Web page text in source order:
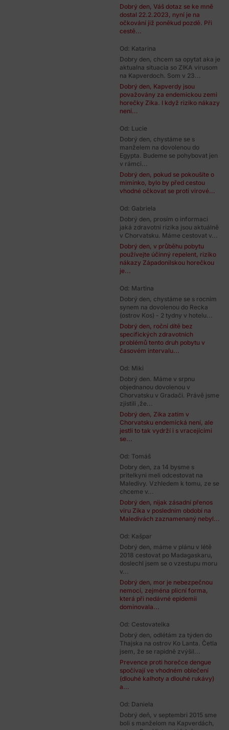
Dobrý den, Váš dotaz se ke mně
dostal 22.2.2023, nyní je na
očkování již poněkud pozdě. Při
cestě...
Od: Katarina
Dobry den, chcem sa opytat aka je
aktualna situacia so ZIKA virusom
na Kapverdoch. Som v 23...
Dobrý den, Kapverdy jsou
považovány za endemickou zemi
horečky Zika. I když riziko nákazy
není...
Od: Lucie
Dobrý den, chystáme se s
manželem na dovolenou do
Egypta. Budeme se pohybovat jen
v rámci...
Dobrý den, pokud se pokoušíte o
miminko, bylo by před cestou
vhodné očkovat se proti virové...
Od: Gabriela
Dobrý den, prosím o informaci
jaká zdravotní rizika jsou aktuálně
v Chorvatsku. Máme cestovat v...
Dobrý den, v průběhu pobytu
používejte účinný repelent, riziko
nákazy Západonilskou horečkou
je...
Od: Martina
Dobrý den, chystáme se s rocnim
synem na dovolenou do Recka
(ostrov Kos) - 2 tydny v hotelu...
Dobrý den, roční dítě bez
specifických zdravotních
problémů tento druh pobytu v
časovém intervalu...
Od: Miki
Dobrý den. Máme v srpnu
objednanou dovolenou v
Chorvatsku v Gradači. Právě jsme
zjistili ,že...
Dobrý den, Zika zatím v
Chorvatsku endemická není, ale
jestli to tak vydrží i s vracejícími
se...
Od: Tomáš
Dobry den, za 14 bysme s
pritelkyni meli odcestovat na
Maledivy. Vzhledem k tomu, ze se
chceme v...
Dobrý den, nijak zásadní přenos
viru Zika v posledním období na
Maledivách zaznamenaný nebyl...
Od: Kašpar
Dobrý den, máme v plánu v létě
2018 cestovat po Madagaskaru,
doslechl jsem se o vzestupu moru
v...
Dobrý den, mor je nebezpečnou
nemocí, zejména plicní forma,
která při nedávné epidemii
dominovala...
Od: Cestovatelka
Dobrý den, odlétám za týden do
Thajska na ostrov Ko Lanta. Četla
jsem, že se rapidně zvýšil...
Prevence proti horečce dengue
spočívají ve vhodném oblečení
(dlouhé kalhoty a dlouhé rukávy)
a...
Od: Daniela
Dobrý deň, v septembri 2015 sme
boli s manželom na Kapverdách,